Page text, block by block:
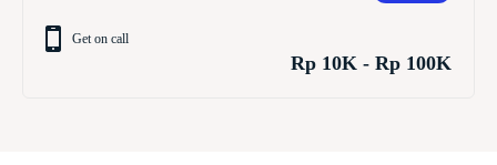
Get on call
Rp 10K - Rp 100K